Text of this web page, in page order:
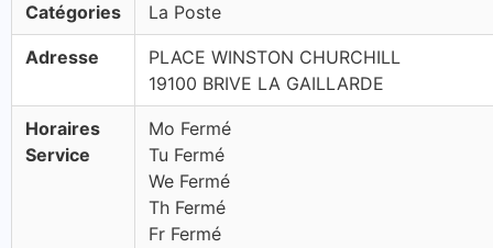
Catégories La Poste
Adresse
PLACE WINSTON CHURCHILL
19100 BRIVE LA GAILLARDE
Horaires
Service
Mo Fermé
Tu Fermé
We Fermé
Th Fermé
Fr Fermé